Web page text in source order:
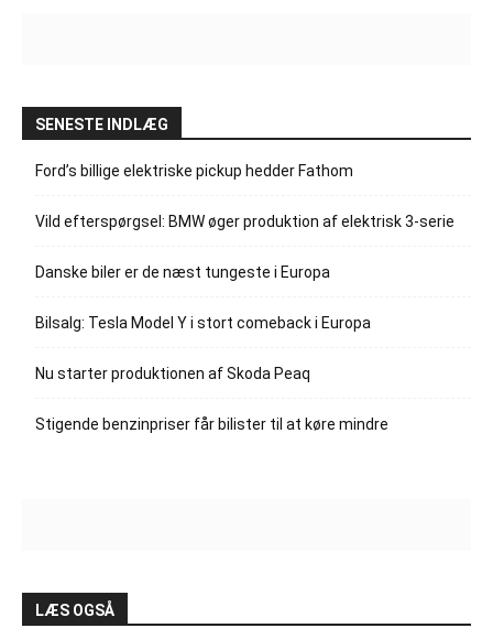
SENESTE INDLÆG
Ford’s billige elektriske pickup hedder Fathom
Vild efterspørgsel: BMW øger produktion af elektrisk 3-serie
Danske biler er de næst tungeste i Europa
Bilsalg: Tesla Model Y i stort comeback i Europa
Nu starter produktionen af Skoda Peaq
Stigende benzinpriser får bilister til at køre mindre
LÆS OGSÅ